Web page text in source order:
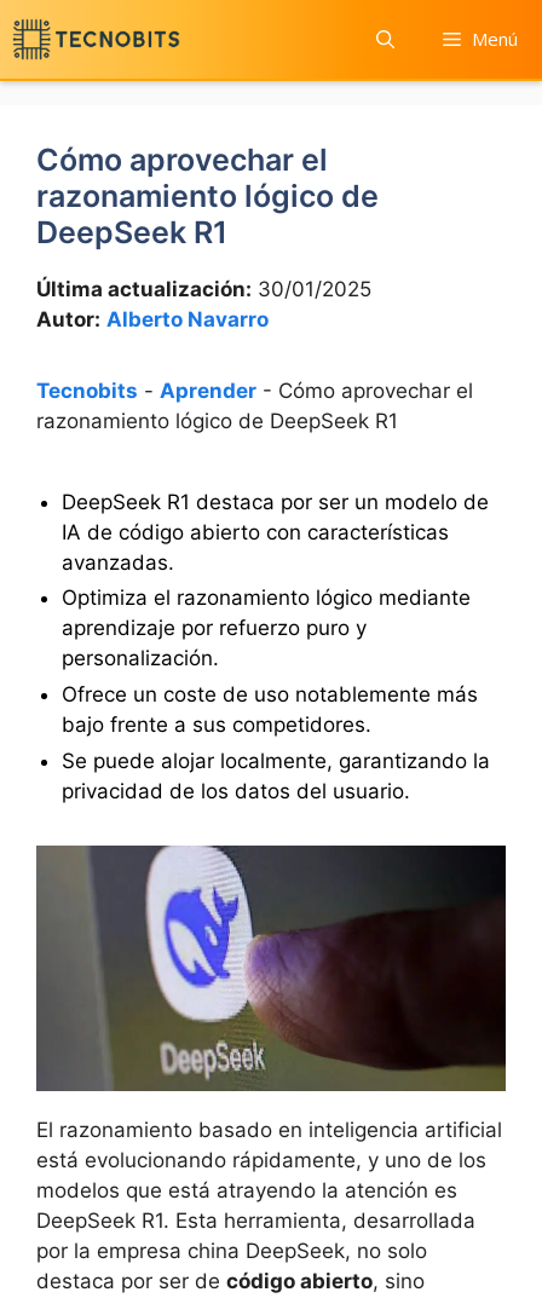
Saltar
al
contenido
Menú
Cómo aprovechar el
razonamiento lógico de
DeepSeek R1
Última actualización: 30/01/2025
Autor: Alberto Navarro
Tecnobits - Aprender - Cómo aprovechar el
razonamiento lógico de DeepSeek R1
DeepSeek R1 destaca por ser un modelo de
IA de código abierto con características
avanzadas.
Optimiza el razonamiento lógico mediante
aprendizaje por refuerzo puro y
personalización.
Ofrece un coste de uso notablemente más
bajo frente a sus competidores.
Se puede alojar localmente, garantizando la
privacidad de los datos del usuario.
El razonamiento basado en inteligencia artificial
está evolucionando rápidamente, y uno de los
modelos que está atrayendo la atención es
DeepSeek R1. Esta herramienta, desarrollada
por la empresa china DeepSeek, no solo
destaca por ser de código abierto, sino